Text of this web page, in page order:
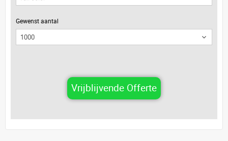
Gewenst aantal
Vrijblijvende Offerte